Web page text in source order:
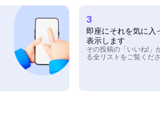
3
即座にそれを気に入
表示します
その投稿の「いいね!」
る全リストをご覧くださ